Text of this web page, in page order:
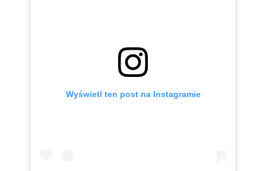
Wyświetl ten post na Instagramie